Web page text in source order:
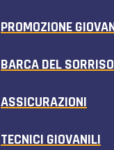
PROMOZIONE
BARCA DEL SORRISO
ASSICURAZIONI
TECNICI GIOVANILI